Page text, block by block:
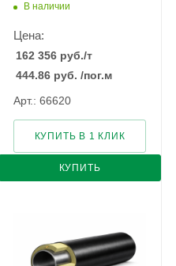
В наличии
Цена:
162 356 руб./т
444.86 руб. /пог.м
Арт.: 66620
КУПИТЬ
КУПИТЬ В 1 КЛИК